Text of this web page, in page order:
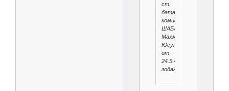
ст.
батальонного
комиссара
ШАБАКАЕВА
Махмута
Юсуповича
от
24.5.45
года»